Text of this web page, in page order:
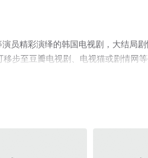
员精彩演绎的韩国电视剧，大结局
步至豆瓣电视剧、电视猫或剧情网等